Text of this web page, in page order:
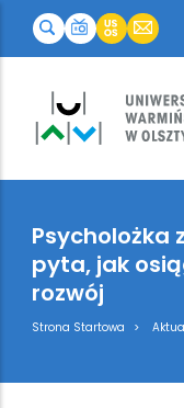
Psycholożka
pyta, jak
rozwój
Strona Startowa